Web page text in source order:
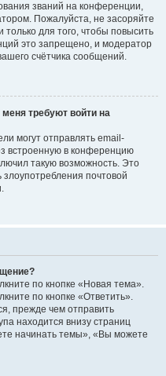
званий на конференции,
Пожалуйста, не засоряйте
для того, чтобы повысить
это запрещено, и модератор
счётчика сообщений.
требуют войти на
могут отправлять email-
встроенную в конференцию
такую возможность. Это
почтовой
по кнопке «Новая тема».
по кнопке «Ответить».
прежде чем отправить
находится внизу страниц
начинать темы», «Вы можете